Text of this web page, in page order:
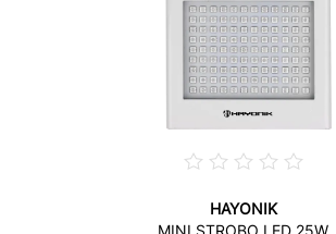
HAYONIK
MINI STROBO LED 25W